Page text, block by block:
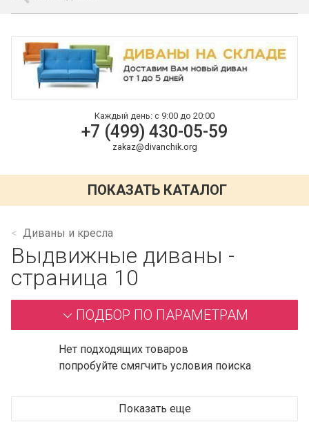
Оплата и доставка
Контакты
Каждый день: с 9:00 до 20:00
+7 (499) 430-05-59
zakaz@divanchik.org
ПОКАЗАТЬ КАТАЛОГ
Диваны и кресла
Выдвижные диваны -
страница 10
ПОДБОР ПО ПАРАМЕТРАМ
Нет подходящих товаров
попробуйте смягчить условия поиска
Показать еще